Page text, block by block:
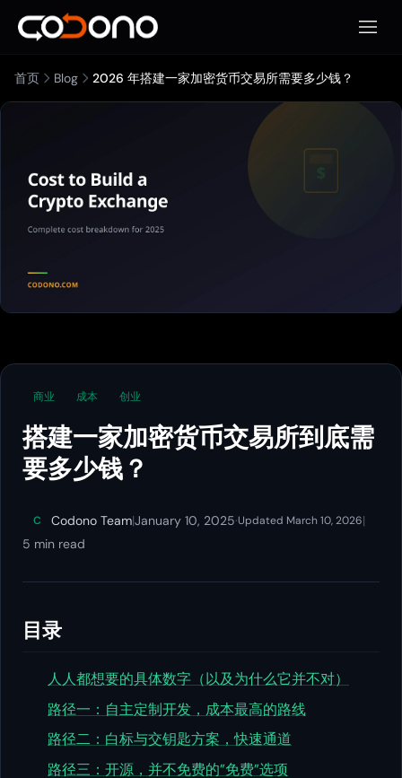
打开
首页 Blog 2026 年搭建一家加密货币交易所需要多少钱？
商业 成本 创业
搭建一家加密货币交易所到底需
要多少钱？
C Codono Team|January 10, 2025·Updated March 10, 2026|
5 min read
目录
人人都想要的具体数字（以及为什么它并不对）
路径一：自主定制开发，成本最高的路线
路径二：白标与交钥匙方案，快速通道
路径三：开源，并不免费的”免费”选项